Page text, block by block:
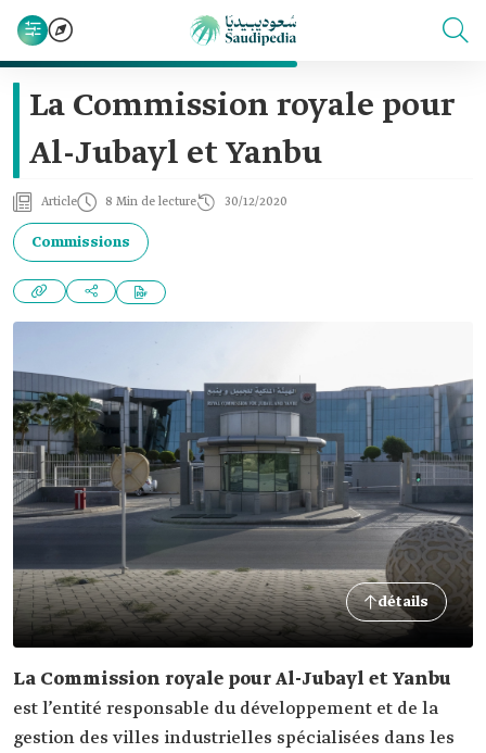
La Commission royale pour
Al-Jubayl et Yanbu
Article 8 Min de lecture 30/12/2020
Commissions
détails
La Commission royale pour Al-Jubayl et Yanbu
est l’entité responsable du développement et de la
gestion des villes industrielles spécialisées dans les